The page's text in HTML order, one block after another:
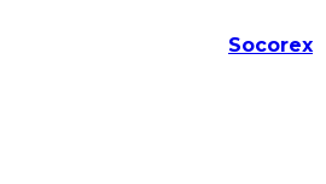
Socorex